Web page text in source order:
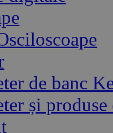
de banc
și produse